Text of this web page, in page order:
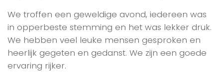
We troffen een geweldige avond, iedereen was
in opperbeste stemming en het was lekker druk.
We hebben veel leuke mensen gesproken en
heerlijk gegeten en gedanst. We zijn een goede
ervaring rijker.